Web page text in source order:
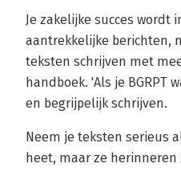
Je zakelijke succes
aantrekkelijke berichten,
teksten schrijven met
handboek. 'Als je BGRPT
en begrijpelijk schrijven.
Neem je teksten serieus
heet, maar ze